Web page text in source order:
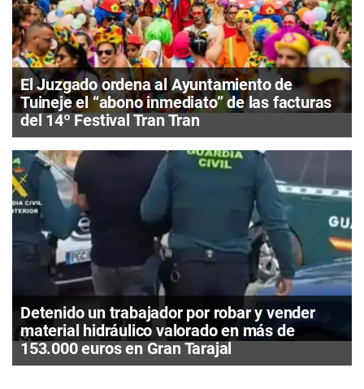
El Juzgado ordena al Ayuntamiento de
Tuineje el “abono inmediato” de las facturas
del 14º Festival Tran Tran
Detenido un trabajador por robar y vender
material hidráulico valorado en más de
153.000 euros en Gran Tarajal